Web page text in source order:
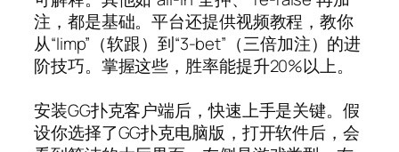
注，都是基础。平台还提供视频教程，教你
从“limp”（软跟）到“3-bet”（三倍加注）的进
阶技巧。掌握这些，胜率能提升20%以上。
安装GG扑克客户端后，快速上手是关键。假
设你选择了GG扑克电脑版，打开软件后，会